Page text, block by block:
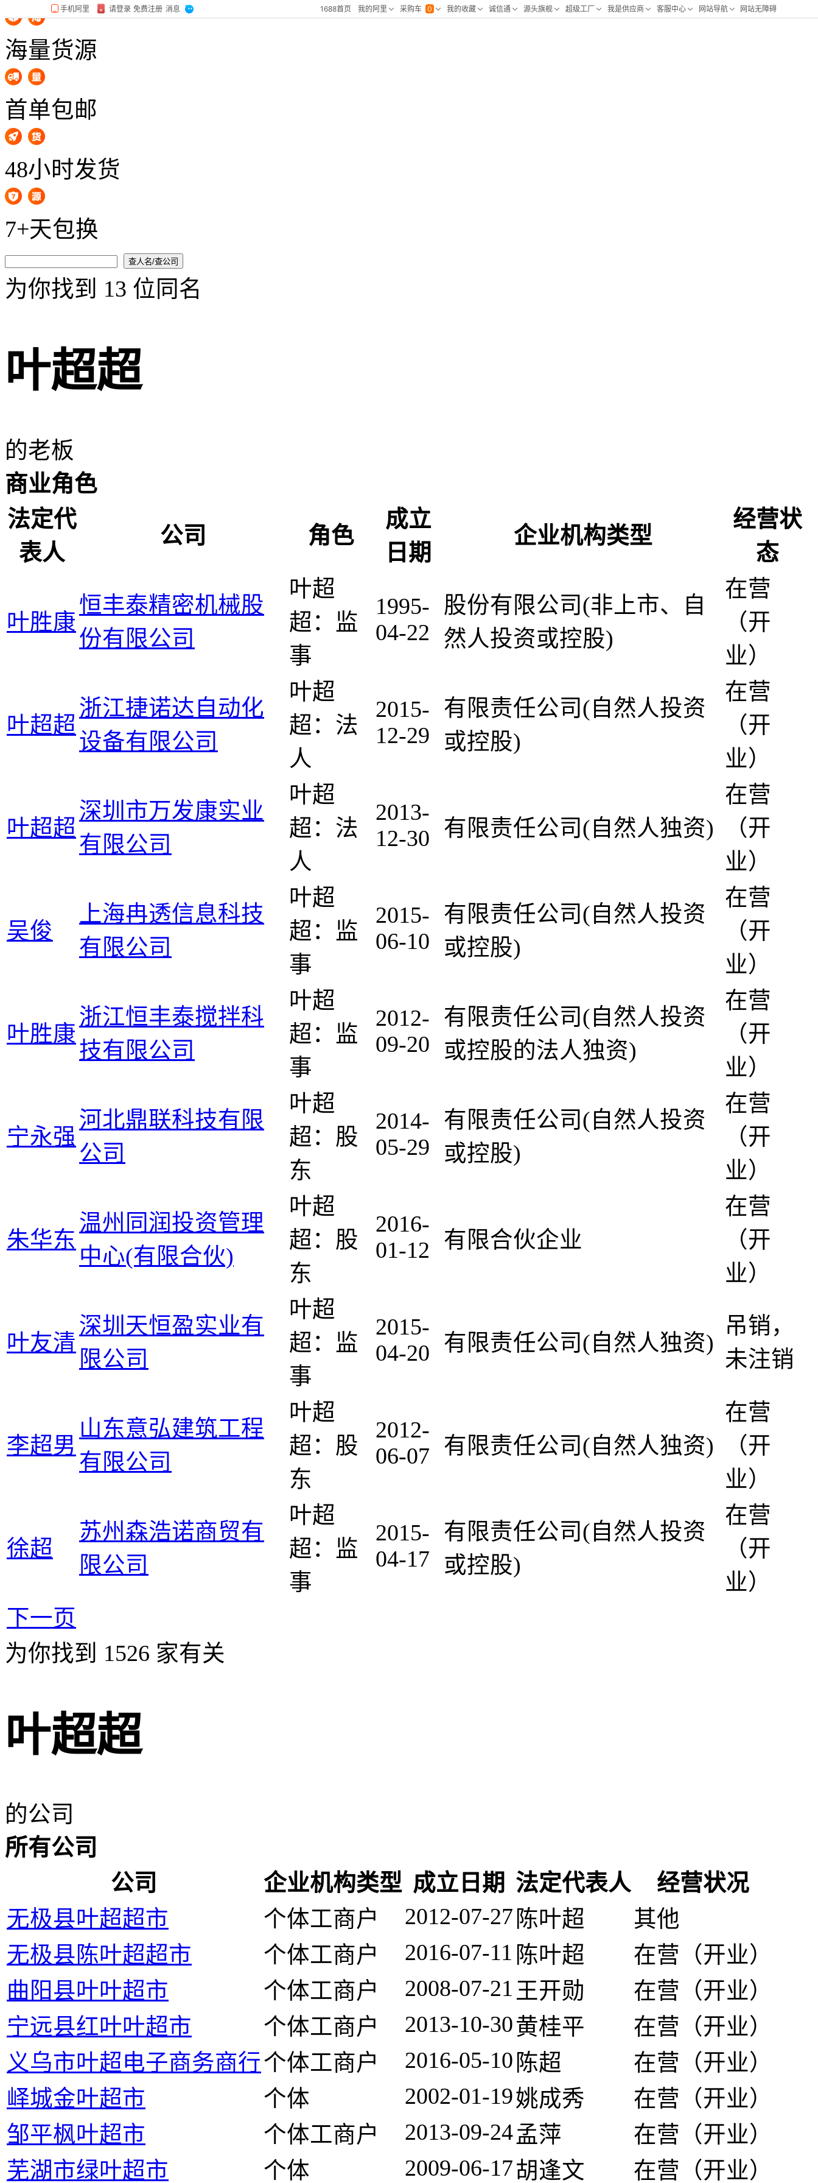
海量货源
首单包邮
48小时发货
7+天包换
查人名/查公司
为你找到 13 位同名
叶超超
的老板
商业角色
法定代
表人
公司 角色
成立
日期
企业机构类型
经营状
态
叶胜康
恒丰泰精密机械股
份有限公司
叶超
超：监
事
1995-
04-22
股份有限公司(非上市、自
然人投资或控股)
在营
（开
业）
叶超超
浙江捷诺达自动化
设备有限公司
叶超
超：法
人
2015-
12-29
有限责任公司(自然人投资
或控股)
在营
（开
业）
叶超超
深圳市万发康实业
有限公司
叶超
超：法
人
2013-
12-30
有限责任公司(自然人独资)
在营
（开
业）
吴俊
上海冉透信息科技
有限公司
叶超
超：监
事
2015-
06-10
有限责任公司(自然人投资
或控股)
在营
（开
业）
叶胜康
浙江恒丰泰搅拌科
技有限公司
叶超
超：监
事
2012-
09-20
有限责任公司(自然人投资
或控股的法人独资)
在营
（开
业）
宁永强
河北鼎联科技有限
公司
叶超
超：股
东
2014-
05-29
有限责任公司(自然人投资
或控股)
在营
（开
业）
朱华东
温州同润投资管理
中心(有限合伙)
叶超
超：股
东
2016-
01-12
有限合伙企业
在营
（开
业）
叶友清
深圳天恒盈实业有
限公司
叶超
超：监
事
2015-
04-20
有限责任公司(自然人独资)
吊销，
未注销
李超男
山东意弘建筑工程
有限公司
叶超
超：股
东
2012-
06-07
有限责任公司(自然人独资)
在营
（开
业）
徐超
苏州森浩诺商贸有
限公司
叶超
超：监
事
2015-
04-17
有限责任公司(自然人投资
或控股)
在营
（开
业）
下一页
为你找到 1526 家有关
叶超超
的公司
所有公司
公司
企业机构类型 成立日期 法定代表人
经营状况
无极县叶超超市
个体工商户 2012-07-27 陈叶超
其他
无极县陈叶超超市
个体工商户 2016-07-11 陈叶超
在营（开业）
曲阳县叶叶超市
个体工商户 2008-07-21 王开勋
在营（开业）
宁远县红叶叶超市
个体工商户 2013-10-30黄桂平
在营（开业）
义乌市叶超电子商务商行个体工商户 2016-05-10 陈超
在营（开业）
峄城金叶超市
个体 2002-01-19姚成秀
在营（开业）
邹平枫叶超市
个体工商户 2013-09-24孟萍
在营（开业）
芜湖市绿叶超市
个体 2009-06-17胡逢文 在营（开业）